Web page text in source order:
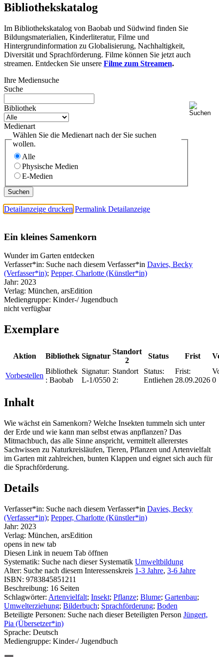
Bibliothekskatalog
Im Bibliothekskatalog von Baobab und Südwind finden Sie
Bildungsmaterialien, Kinderliteratur, Filme und
Hintergrundinformation zu Globalisierung, Nachhaltigkeit,
Diversität und Sprachförderung. Filme können Sie jetzt auch
streamen. Entdecken Sie unsere Filme zum Streamen.
Ihre Mediensuche
Suche
Bibliothek
Medienart
Wählen Sie die Medienart nach der Sie suchen
wollen.
Alle
Physische Medien
E-Medien
Detailanzeige drucken Permalink Detailanzeige
Ein kleines Samenkorn
Wunder im Garten entdecken
Verfasser*in: Suche nach diesem Verfasser*in Davies, Becky
(Verfasser*in); Pepper, Charlotte (Künstler*in)
Jahr: 2023
Verlag: München, arsEdition
Mediengruppe: Kinder-/ Jugendbuch
nicht verfügbar
Exemplare
Aktion Bibliothek Signatur
Standort
2
Status Frist
Vorbestellen
Bibliothek
: Baobab
Signatur:
L-1/0550
Standort
2:
Status:
Entliehen
Frist:
28.09.2026 0
Inhalt
Wie wächst ein Samenkorn? Welche Insekten tummeln sich unter
der Erde und wie kann man selbst etwas anpflanzen? Das
Mitmachbuch, das alle Sinne anspricht, vermittelt allererstes
Sachwissen zu Naturkreisläufen, Tieren, Pflanzen und Artenvielfalt
im Garten mit zahlreichen, bunten Klappen und eignet sich auch für
die Sprachförderung.
Details
Verfasser*in: Suche nach diesem Verfasser*in Davies, Becky
(Verfasser*in); Pepper, Charlotte (Künstler*in)
Jahr: 2023
Verlag: München, arsEdition
opens in new tab
Diesen Link in neuem Tab öffnen
Systematik: Suche nach dieser Systematik Umweltbildung
Alter: Suche nach diesem Interessenskreis 1-3 Jahre, 3-6 Jahre
ISBN: 9783845851211
Beschreibung: 16 Seiten
Schlagwörter: Artenvielfalt; Insekt; Pflanze; Blume; Gartenbau;
Umwelterziehung; Bilderbuch; Sprachförderung; Boden
Beteiligte Personen: Suche nach dieser Beteiligten Person Jüngert,
Pia (Übersetzer*in)
Sprache: Deutsch
Mediengruppe: Kinder-/ Jugendbuch